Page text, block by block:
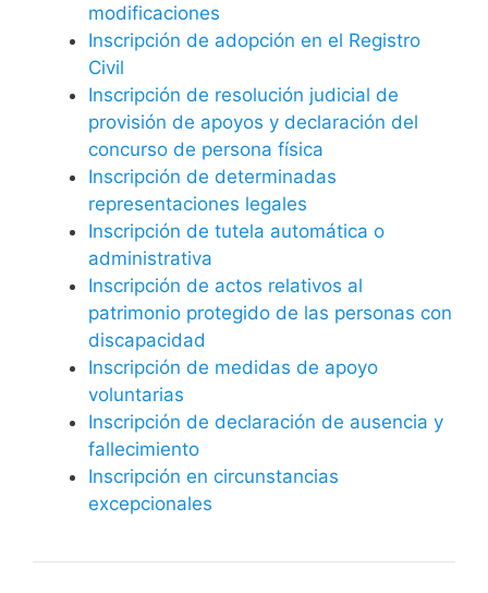
modificaciones
Inscripción de adopción en el Registro
Civil
Inscripción de resolución judicial de
provisión de apoyos y declaración del
concurso de persona física
Inscripción de determinadas
representaciones legales
Inscripción de tutela automática o
administrativa
Inscripción de actos relativos al
patrimonio protegido de las personas con
discapacidad
Inscripción de medidas de apoyo
voluntarias
Inscripción de declaración de ausencia y
fallecimiento
Inscripción en circunstancias
excepcionales